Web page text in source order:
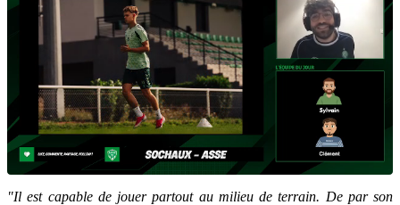
"Il est capable de jouer partout au milieu de terrain. De par son